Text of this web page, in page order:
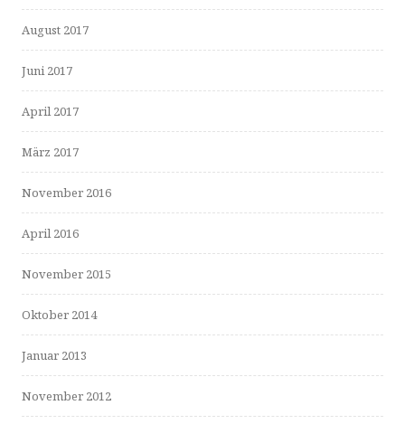
August 2017
Juni 2017
April 2017
März 2017
November 2016
April 2016
November 2015
Oktober 2014
Januar 2013
November 2012